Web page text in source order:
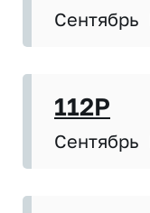
Сентябрь
112P
Сентябрь